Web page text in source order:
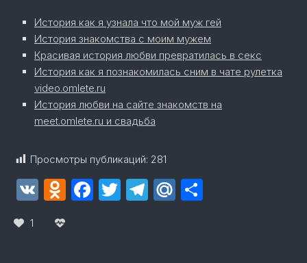
История как я узнала что мой муж гей
История знакомства с моим мужем
Красивая история любви превратилась в секс
История как я познакомилась сним в чате рулетка
video.omlete.ru
История любви на сайте знакомств на
meet.omlete.ru и свадьба
Просмотры публикаций: 281
VK Odnoklassniki
Facebook
Twitter
Telegram
Mail.Ru
1